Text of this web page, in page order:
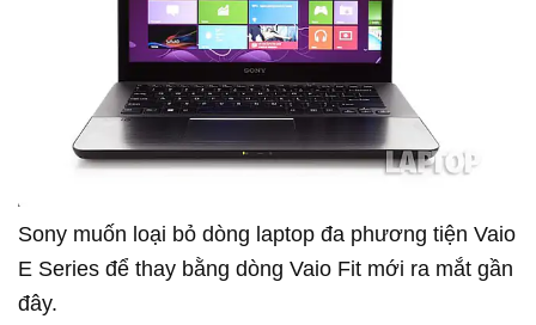
Sony muốn loại bỏ dòng laptop đa phương tiện Vaio
E Series để thay bằng dòng Vaio Fit mới ra mắt gần
đây.